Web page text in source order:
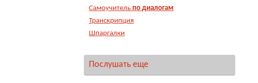
Самоучитель по диалогам
Транскрипция
Шпаргалки
Послушать еще